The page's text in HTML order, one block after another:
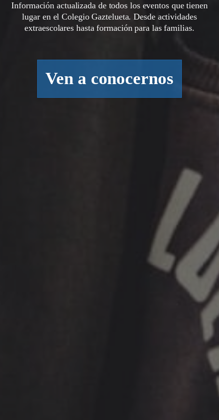
Información actualizada de todos los eventos que tienen
lugar en el Colegio Gaztelueta. Desde actividades
extraescolares hasta formación para las familias.
Ven a conocernos